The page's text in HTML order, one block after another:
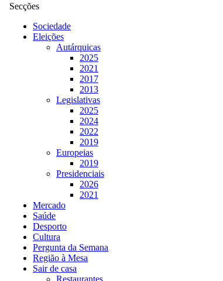
Secções
Sociedade
Eleições
Autárquicas
2025
2021
2017
2013
Legislativas
2025
2024
2022
2019
Europeias
2019
Presidenciais
2026
2021
Mercado
Saúde
Desporto
Cultura
Pergunta da Semana
Região à Mesa
Sair de casa
Restaurantes